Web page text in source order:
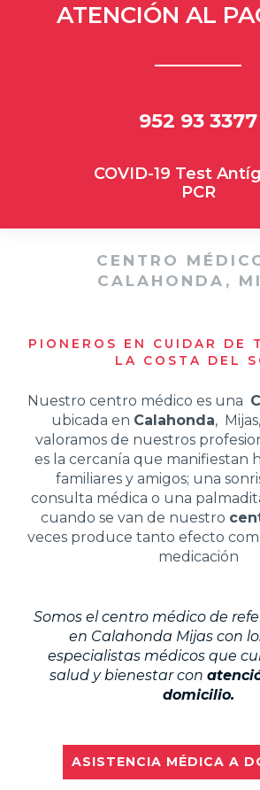
ATENCIÓN AL
952 93 3377
COVID-19 Test
PCR
CENTRO
CALAHONDA,
PIONEROS EN CUIDAR DE
LA COSTA DEL
Nuestro centro médico es una
ubicada en Calahonda,
valoramos de nuestros
es la cercanía que manifiestan
familiares y amigos; una
consulta médica o una
cuando se van de nuestro
veces produce tanto efecto
medicación
Somos el centro médico de
en Calahonda Mijas con
especialistas médicos que
salud y bienestar con
domicilio.
ASISTENCIA MÉDICA A